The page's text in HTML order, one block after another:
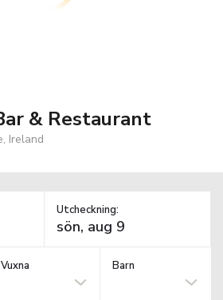
& Restaurant
Ireland
Utcheckning:
Vuxna Barn